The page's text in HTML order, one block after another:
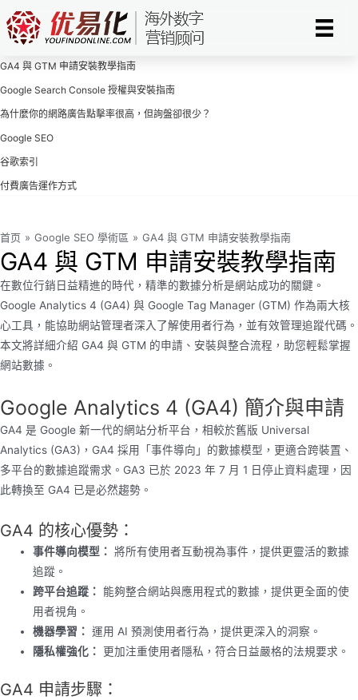
Skip
to
content
GA4 與 GTM 申請安裝教學指南
Google Search Console 授權與安裝指南
為什麼你的網路廣告點擊率很高，但詢盤卻很少？
Google SEO
谷歌索引
付費廣告運作方式
首页 » Google SEO 學術區 » GA4 與 GTM 申請安裝教學指南
GA4 與 GTM 申請安裝教學指南
在數位行銷日益精進的時代，精準的數據分析是網站成功的關鍵。
Google Analytics 4 (GA4) 與 Google Tag Manager (GTM) 作為兩大核
心工具，能協助網站管理者深入了解使用者行為，並有效管理追蹤代碼。
本文將詳細介紹 GA4 與 GTM 的申請、安裝與整合流程，助您輕鬆掌握
網站數據。
Google Analytics 4 (GA4) 簡介與申請
GA4 是 Google 新一代的網站分析平台，相較於舊版 Universal
Analytics (GA3)，GA4 採用「事件導向」的數據模型，更適合跨裝置、
多平台的數據追蹤需求。GA3 已於 2023 年 7 月 1 日停止資料處理，因
此轉換至 GA4 已是必然趨勢。
GA4 的核心優勢：
事件導向模型： 將所有使用者互動視為事件，提供更靈活的數據
追蹤。
跨平台追蹤： 能夠整合網站與應用程式的數據，提供更全面的使
用者視角。
機器學習： 運用 AI 預測使用者行為，提供更深入的洞察。
隱私權強化：
更加注重使用者隱私，符合日益嚴格的法規要求。
GA4 申請步驟：